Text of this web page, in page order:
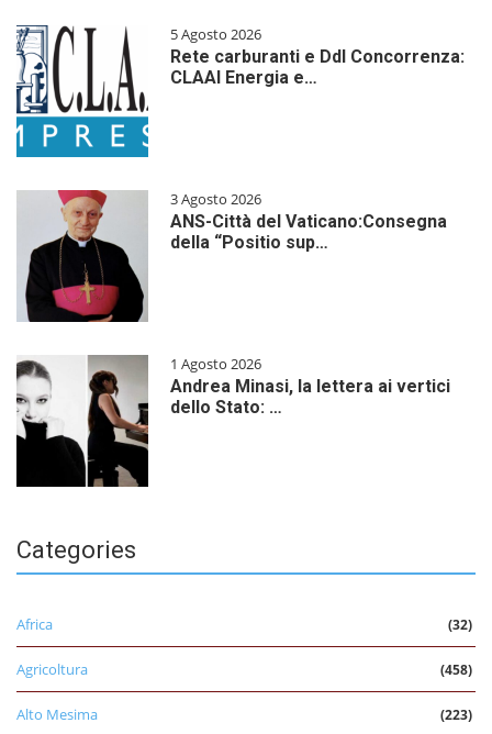
5 Agosto 2026
Rete carburanti e Ddl Concorrenza:
CLAAI Energia e…
3 Agosto 2026
ANS-Città del Vaticano:Consegna
della “Positio sup…
1 Agosto 2026
Andrea Minasi, la lettera ai vertici
dello Stato: …
Categories
Africa (32)
Agricoltura (458)
Alto Mesima (223)